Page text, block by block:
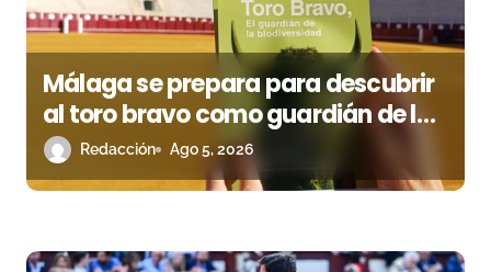
s
Málaga se prepara para descubrir
al toro bravo como guardián de la
biodiversidad
Redacción Ago 5, 2026